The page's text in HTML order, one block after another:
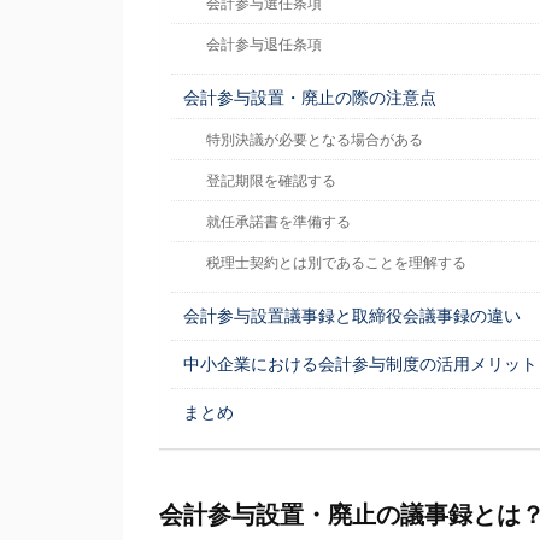
会計参与選任条項
会計参与退任条項
会計参与設置・廃止の際の注意点
特別決議が必要となる場合がある
登記期限を確認する
就任承諾書を準備する
税理士契約とは別であることを理解する
会計参与設置議事録と取締役会議事録の違い
中小企業における会計参与制度の活用メリット
まとめ
会計参与設置・廃止の議事録とは